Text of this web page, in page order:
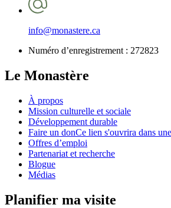
info@monastere.ca
Numéro d’enregistrement : 272823
Le Monastère
À propos
Mission culturelle et sociale
Développement durable
Faire un donCe lien s'ouvrira dans
Offres d’emploi
Partenariat et recherche
Blogue
Médias
Planifier ma visite